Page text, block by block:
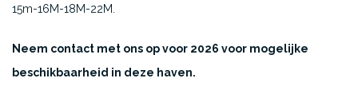
15m-16M-18M-22M.
Neem contact met ons op voor 2026 voor mogelijke
beschikbaarheid in deze haven.